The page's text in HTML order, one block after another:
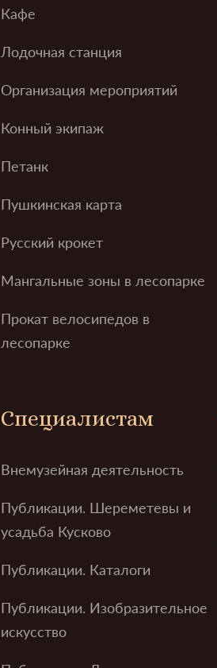
Кафе
Лодочная станция
Организация мероприятий
Конный экипаж
Петанк
Пушкинская карта
Русский крокет
Мангальные зоны в лесопарке
Прокат велосипедов в
лесопарке
Специалистам
Внемузейная деятельность
Публикации. Шереметевы и
усадьба Кусково
Публикации. Каталоги
Публикации. Изобразительное
искусство